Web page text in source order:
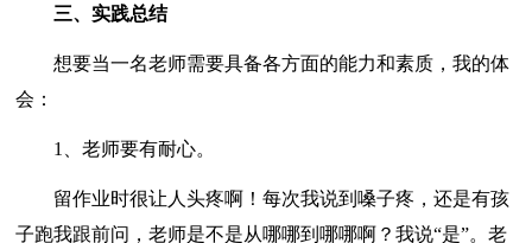
三、实践总结
想要当一名老师需要具备各方面的能力和素质，我的体
会：
1、老师要有耐心。
留作业时很让人头疼啊！每次我说到嗓子疼，还是有孩
子跑我跟前问，老师是不是从哪哪到哪哪啊？我说“是”。老